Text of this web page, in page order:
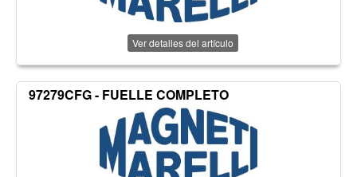
Ver detalles del artículo
97279CFG - FUELLE COMPLETO